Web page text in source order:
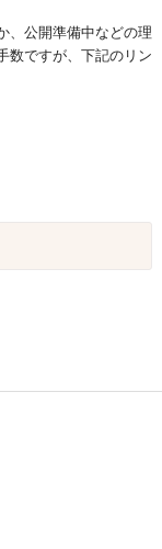
、公開準備中などの理
数ですが、下記のリン